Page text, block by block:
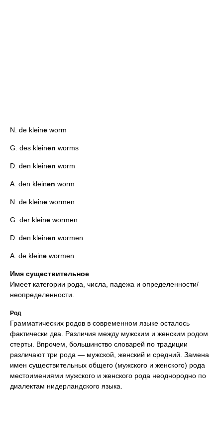
N. de kleine worm
G. des kleinen worms
D. den kleinen worm
A. den kleinen worm
N. de kleine wormen
G. der kleine wormen
D. den kleinen wormen
A. de kleine wormen
Имя существительное
Имеет категории рода, числа, падежа и определенности/
неопределенности.
Род
Грамматических родов в современном языке осталось
фактически два. Различия между мужским и женским родом
стерты. Впрочем, большинство словарей по традиции
различают три рода — мужской, женский и средний. Замена
имен существительных общего (мужского и женского) рода
местоимениями мужского и женского рода неоднородно по
диалектам нидерландского языка.